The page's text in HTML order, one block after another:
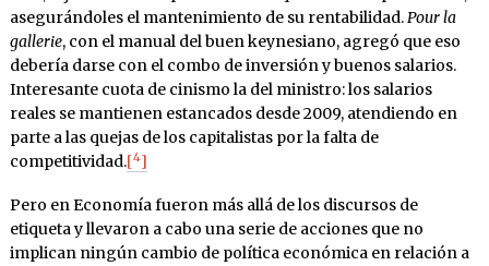
asegurándoles el mantenimiento de su rentabilidad.Pour la
gallerie, con el manual del buen keynesiano, agregó que eso
debería darse con el combo de inversión y buenos salarios.
Interesante cuota de cinismo la del ministro: los salarios
reales se mantienen estancados desde 2009, atendiendo en
parte a las quejas de los capitalistas por la falta de
competitividad.[4]
Pero en Economía fueron más allá de los discursos de
etiqueta y llevaron a cabo una serie de acciones que no
implican ningún cambio de política económica en relación a